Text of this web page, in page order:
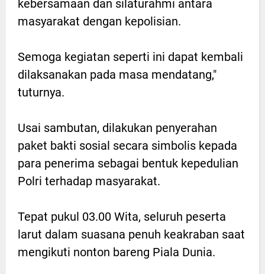
kebersamaan dan silaturahmi antara
masyarakat dengan kepolisian.
Semoga kegiatan seperti ini dapat kembali
dilaksanakan pada masa mendatang,"
tuturnya.
Usai sambutan, dilakukan penyerahan
paket bakti sosial secara simbolis kepada
para penerima sebagai bentuk kepedulian
Polri terhadap masyarakat.
Tepat pukul 03.00 Wita, seluruh peserta
larut dalam suasana penuh keakraban saat
mengikuti nonton bareng Piala Dunia.